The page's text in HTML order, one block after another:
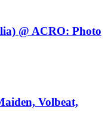
@ ACRO: Photo
Volbeat,